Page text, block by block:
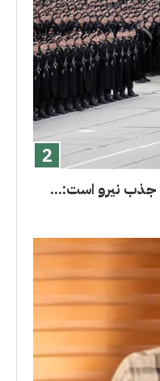
جذب نیرو است:...